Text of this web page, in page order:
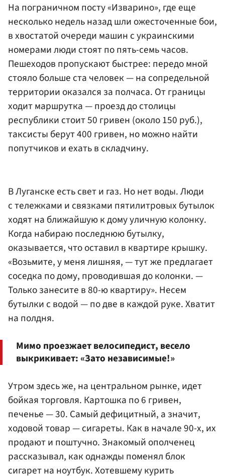
На пограничном посту «Изварино», где еще
несколько недель назад шли ожесточенные бои,
в хвостатой очереди машин с украинскими
номерами люди стоят по пять-семь часов.
Пешеходов пропускают быстрее: передо мной
стояло больше ста человек — на сопредельной
территории оказался за полчаса. От границы
ходит маршрутка — проезд до столицы
республики стоит 50 гривен (около 150 руб.),
таксисты берут 400 гривен, но можно найти
попутчиков и ехать в складчину.
В Луганске есть свет и газ. Но нет воды. Люди
с тележками и связками пятилитровых бутылок
ходят на ближайшую к дому уличную колонку.
Когда набираю последнюю бутылку,
оказывается, что оставил в квартире крышку.
«Возьмите, у меня лишняя, — тут же предлагает
соседка по дому, проводившая до колонки. —
Только занесите в 80-ю квартиру». Несем
бутылки с водой — по две в каждой руке. Хватит
на полдня.
Мимо проезжает велосипедист, весело
выкрикивает: «Зато независимые!»
Утром здесь же, на центральном рынке, идет
бойкая торговля. Картошка по 6 гривен,
печенье — 30. Самый дефицитный, а значит,
ходовой товар — сигареты. Как в начале 90-х, их
продают и поштучно. Знакомый ополченец
рассказывал, как однажды поменял блок
сигарет на ноутбук. Хотевшему курить